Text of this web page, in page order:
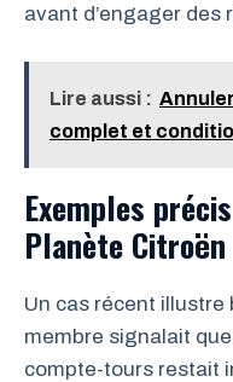
avant d’engager des
Lire aussi :
complet et
Exemples
Planète Citroën
Un cas récent illustre
membre signalait
compte-tours restait